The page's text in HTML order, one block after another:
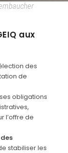
aux
des
de
obligations
l’offre de
stabiliser les